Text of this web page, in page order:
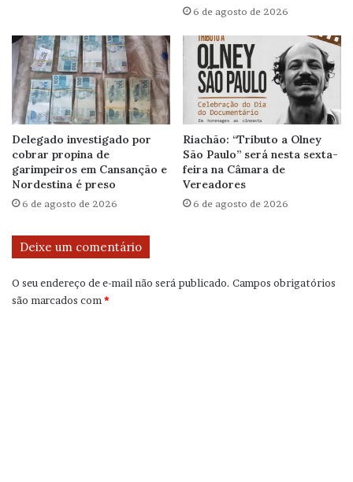
6 de agosto de 2026
Delegado investigado por
cobrar propina de
garimpeiros em Cansanção e
Nordestina é preso
6 de agosto de 2026
Riachão: “Tributo a Olney
São Paulo” será nesta sexta-
feira na Câmara de
Vereadores
6 de agosto de 2026
Deixe um comentário
O seu endereço de e-mail não será publicado. Campos obrigatórios
são marcados com *